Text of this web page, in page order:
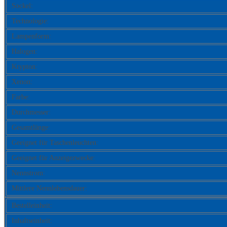
Sockel:
Technologie:
Lampenform:
Halogen:
Krypton:
Xenon:
Farbe:
Durchmesser:
Gesamtlänge:
Geeignet für Taschenleuchten:
Geeignet für Anzeigezwecke:
Nennstrom:
Mittlere Nennlebensdauer:
Bestelleinheit:
Inhaltseinheit: